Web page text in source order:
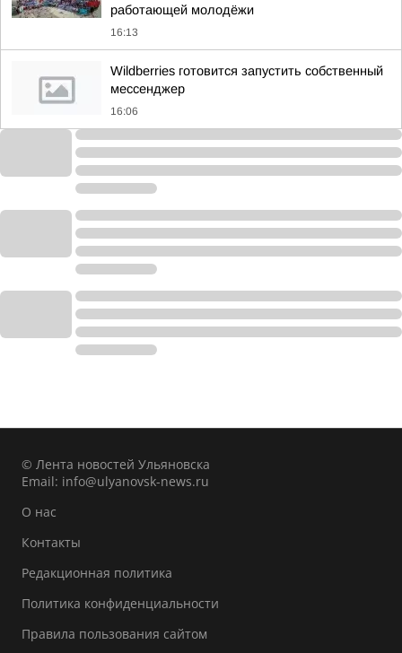
работающей молодёжи
16:13
Wildberries готовится запустить собственный
мессенджер
16:06
© Лента новостей Ульяновска
Email: info@ulyanovsk-news.ru
О нас
Контакты
Редакционная политика
Политика конфиденциальности
Правила пользования сайтом